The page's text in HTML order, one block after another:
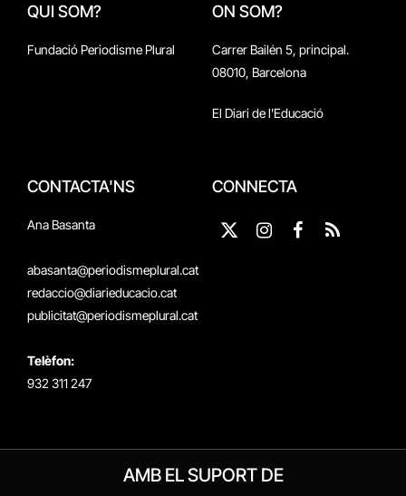
QUI SOM?
Fundació Periodisme Plural
ON SOM?
Carrer Bailén 5, principal.
08010, Barcelona
El Diari de l'Educació
CONTACTA'NS
Ana Basanta
abasanta@periodismeplural.cat
redaccio@diarieducacio.cat
publicitat@periodismeplural.cat
Telèfon:
932 311 247
CONNECTA
X
InstagramFacebook
RSS
AMB EL SUPORT DE